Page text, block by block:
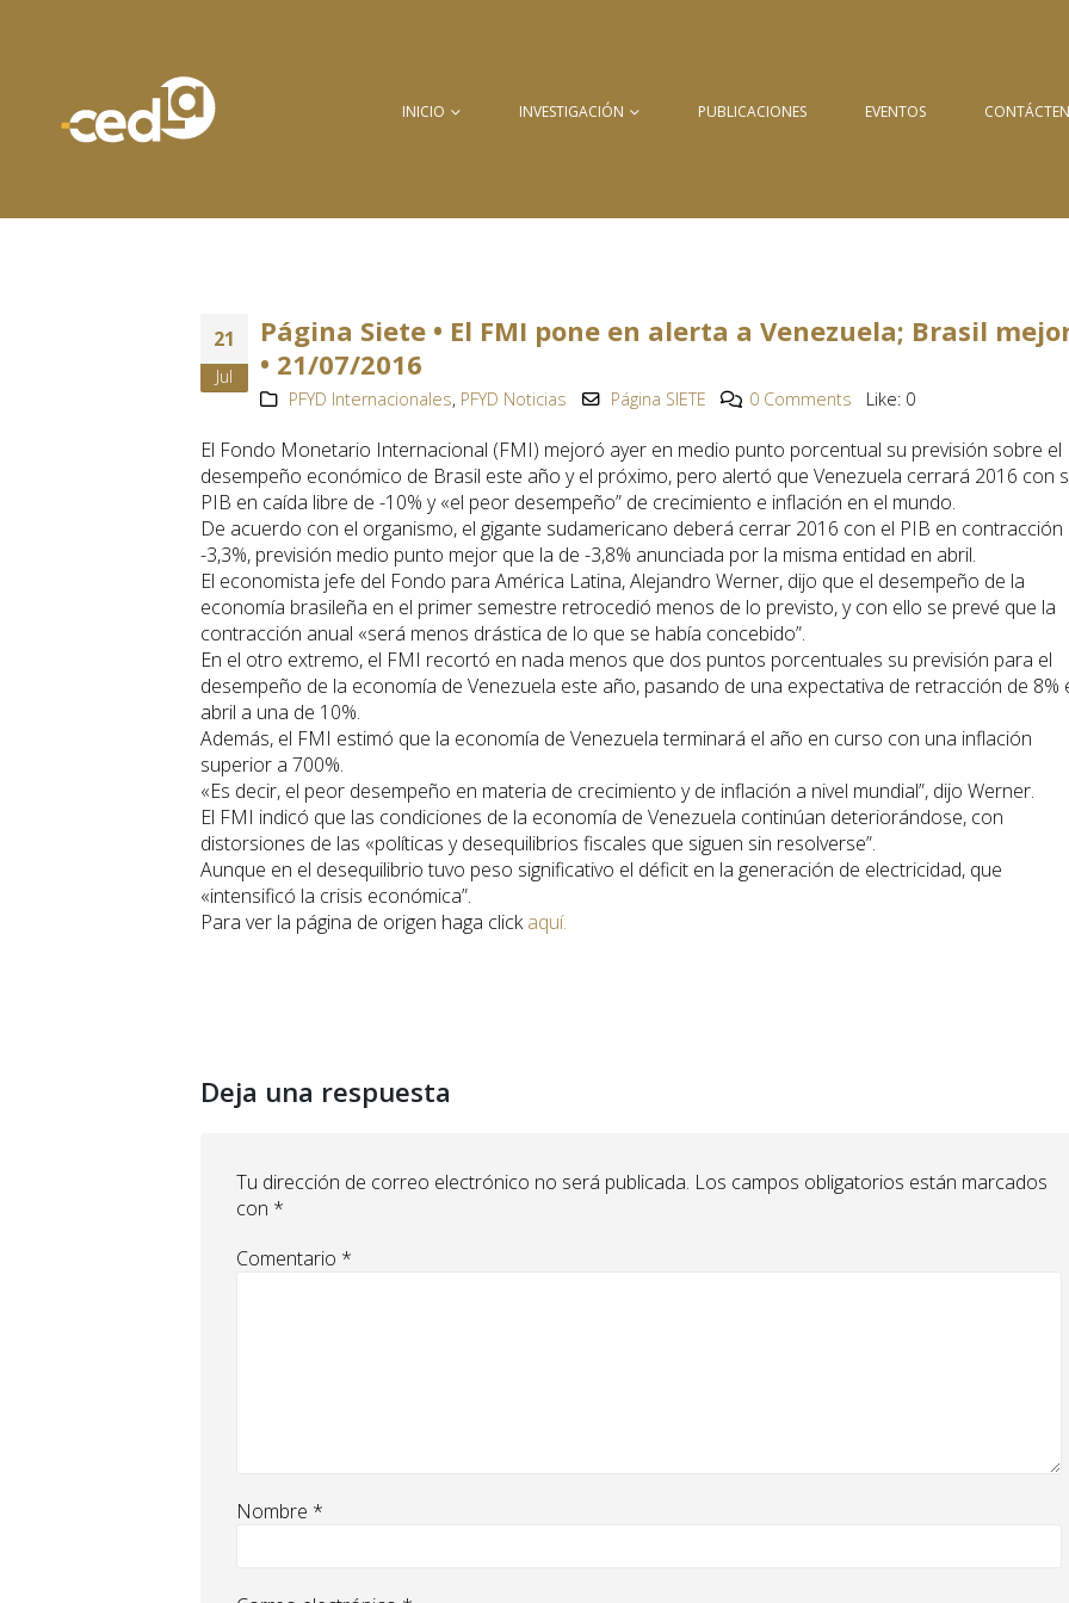
INICIO INVESTIGACIÓN PUBLICACIONES EVENTOS
21
Jul
Página Siete • El FMI pone en alerta a Venezuela; Brasil
• 21/07/2016
PFYD Internacionales, PFYD Noticias Página SIETE 0 Comments Like: 0
El Fondo Monetario Internacional (FMI) mejoró ayer en medio punto porcentual su previsión sobre el
desempeño económico de Brasil este año y el próximo, pero alertó que Venezuela cerrará 2016 con
PIB en caída libre de -10% y «el peor desempeño” de crecimiento e inflación en el mundo.
De acuerdo con el organismo, el gigante sudamericano deberá cerrar 2016 con el PIB en contracción
-3,3%, previsión medio punto mejor que la de -3,8% anunciada por la misma entidad en abril.
El economista jefe del Fondo para América Latina, Alejandro Werner, dijo que el desempeño de la
economía brasileña en el primer semestre retrocedió menos de lo previsto, y con ello se prevé que la
contracción anual «será menos drástica de lo que se había concebido”.
En el otro extremo, el FMI recortó en nada menos que dos puntos porcentuales su previsión para el
desempeño de la economía de Venezuela este año, pasando de una expectativa de retracción de 8%
abril a una de 10%.
Además, el FMI estimó que la economía de Venezuela terminará el año en curso con una inflación
superior a 700%.
«Es decir, el peor desempeño en materia de crecimiento y de inflación a nivel mundial”, dijo Werner.
El FMI indicó que las condiciones de la economía de Venezuela continúan deteriorándose, con
distorsiones de las «políticas y desequilibrios fiscales que siguen sin resolverse”.
Aunque en el desequilibrio tuvo peso significativo el déficit en la generación de electricidad, que
«intensificó la crisis económica”.
Para ver la página de origen haga clickaquí.
Deja una respuesta
Tu dirección de correo electrónico no será publicada. Los campos obligatorios están marcados
con *
Comentario *
Nombre *